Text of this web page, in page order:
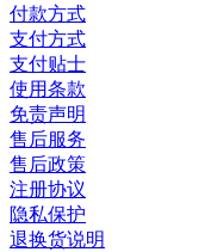
付款方式
支付方式
支付贴士
使用条款
免责声明
售后服务
售后政策
注册协议
隐私保护
退换货说明